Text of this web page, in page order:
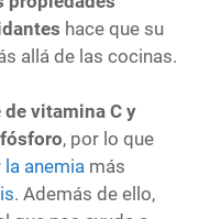
hace que su
allá de las cocinas.
vitamina C y
, por lo que
anemia más
. Además de ello,